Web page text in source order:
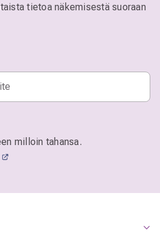
tietoa näkemisestä suoraan
milloin tahansa.